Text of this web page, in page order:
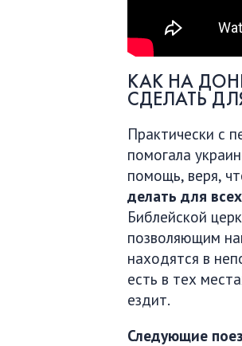
КАК НА
СДЕЛАТЬ
Практически с
помогала
помощь, веря,
делать для всех
Библейской
позволяющим
находятся в
есть в тех
ездит.
Следующие